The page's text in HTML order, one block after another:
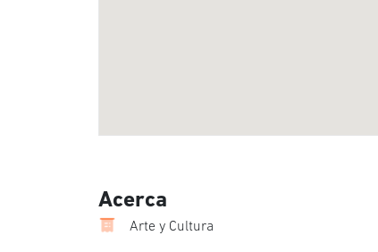
Acerca
Arte y Cultura